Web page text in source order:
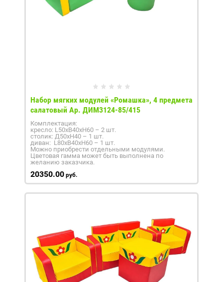
Набор мягких модулей «Ромашка», 4 предмета
салатовый Ар. ДИМ3124-85/415
Комплектация:
кресло: L50xB40xH60 – 2 шт.
столик: Д50xH40 – 1 шт.
диван: L80xB40xH60 – 1 шт.
Можно приобрести отдельными модулями.
Цветовая гамма может быть выполнена по
желанию заказчика.
20350.00 руб.